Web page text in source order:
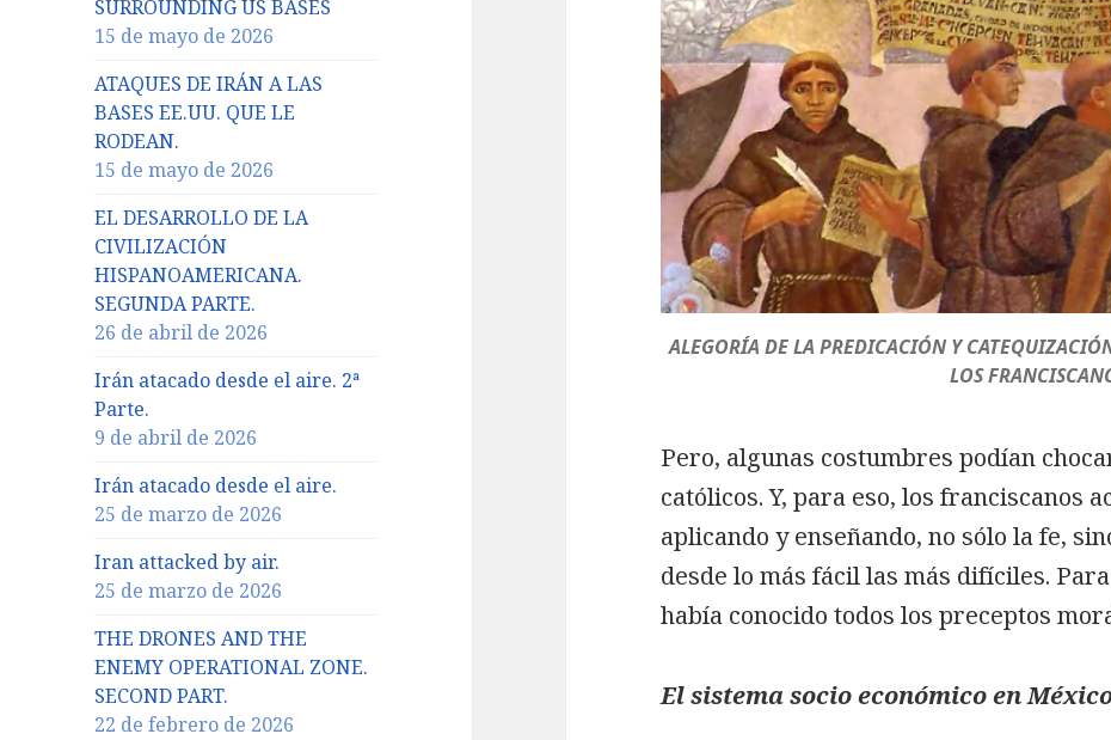
SURROUNDING US BASES
15 de mayo de 2026
ATAQUES DE IRÁN A LAS
BASES EE.UU. QUE LE
RODEAN.
15 de mayo de 2026
EL DESARROLLO DE LA
CIVILIZACIÓN
HISPANOAMERICANA.
SEGUNDA PARTE.
26 de abril de 2026
Irán atacado desde el aire. 2ª
Parte.
9 de abril de 2026
Irán atacado desde el aire.
25 de marzo de 2026
Iran attacked by air.
25 de marzo de 2026
THE DRONES AND THE
ENEMY OPERATIONAL ZONE.
SECOND PART.
22 de febrero de 2026
ALEGORÍA DE LA PREDICACIÓN Y
LOS
Pero, algunas costumbres podían
católicos. Y, para eso, los franciscanos
aplicando y enseñando, no sólo la fe,
desde lo más fácil las más difíciles.
había conocido todos los preceptos
El sistema socio económico en